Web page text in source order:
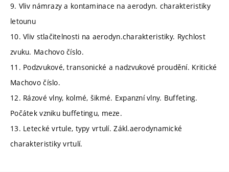
9. Vliv námrazy a kontaminace na aerodyn. charakteristiky
letounu
10. Vliv stlačitelnosti na aerodyn.charakteristiky. Rychlost
zvuku. Machovo číslo.
11. Podzvukové, transonické a nadzvukové proudění. Kritické
Machovo číslo.
12. Rázové vlny, kolmé, šikmé. Expanzní vlny. Buffeting.
Počátek vzniku buffetingu, meze.
13. Letecké vrtule, typy vrtulí. Zákl.aerodynamické
charakteristiky vrtulí.